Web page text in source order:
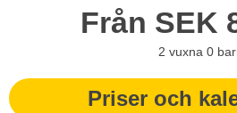
Från SEK
2 vuxna 0
Priser och